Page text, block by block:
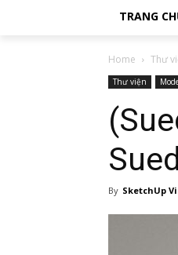
TRANG
Home Thư
Thư viện
By SketchUp